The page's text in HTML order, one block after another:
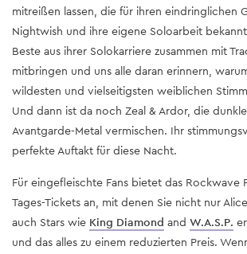
mitreißen lassen, die für ihren eindringlichen
Nightwish und ihre eigene Soloarbeit
Beste aus ihrer Solokarriere zusammen mit
mitbringen und uns alle daran erinnern,
wildesten und vielseitigsten weiblichen
Und dann ist da noch Zeal & Ardor, die
Avantgarde-Metal vermischen. Ihr
perfekte Auftakt für diese Nacht.
Für eingefleischte Fans bietet das Rockwave
Tages-Tickets an, mit denen Sie nicht nur
auch Stars wie King Diamond and W.A.S.P.
und das alles zu einem reduzierten Preis.